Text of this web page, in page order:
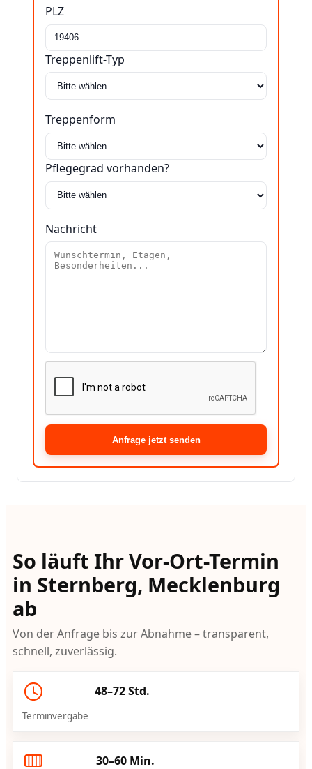
PLZ
Treppenlift-Typ
Treppenform
Pflegegrad vorhanden?
Nachricht
Anfrage jetzt senden
So läuft Ihr Vor-Ort-Termin
in Sternberg, Mecklenburg
ab
Von der Anfrage bis zur Abnahme – transparent,
schnell, zuverlässig.
48–72 Std.
Terminvergabe
30–60 Min.